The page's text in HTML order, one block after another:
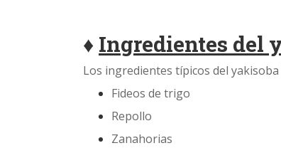
♦ Ingredientes del
Los ingredientes típicos del yakisoba
Fideos de trigo
Repollo
Zanahorias